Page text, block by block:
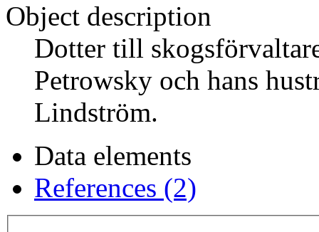
Object description
Dotter till
Petrowsky och hans
Lindström.
Data elements
References (2)